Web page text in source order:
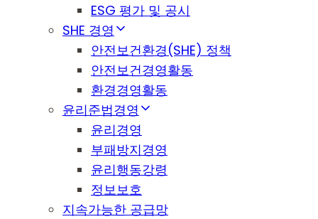
ESG 평가 및 공시
SHE 경영
안전보건환경(SHE) 정책
안전보건경영활동
환경경영활동
윤리준법경영
윤리경영
부패방지경영
윤리행동강령
정보보호
지속가능한 공급망